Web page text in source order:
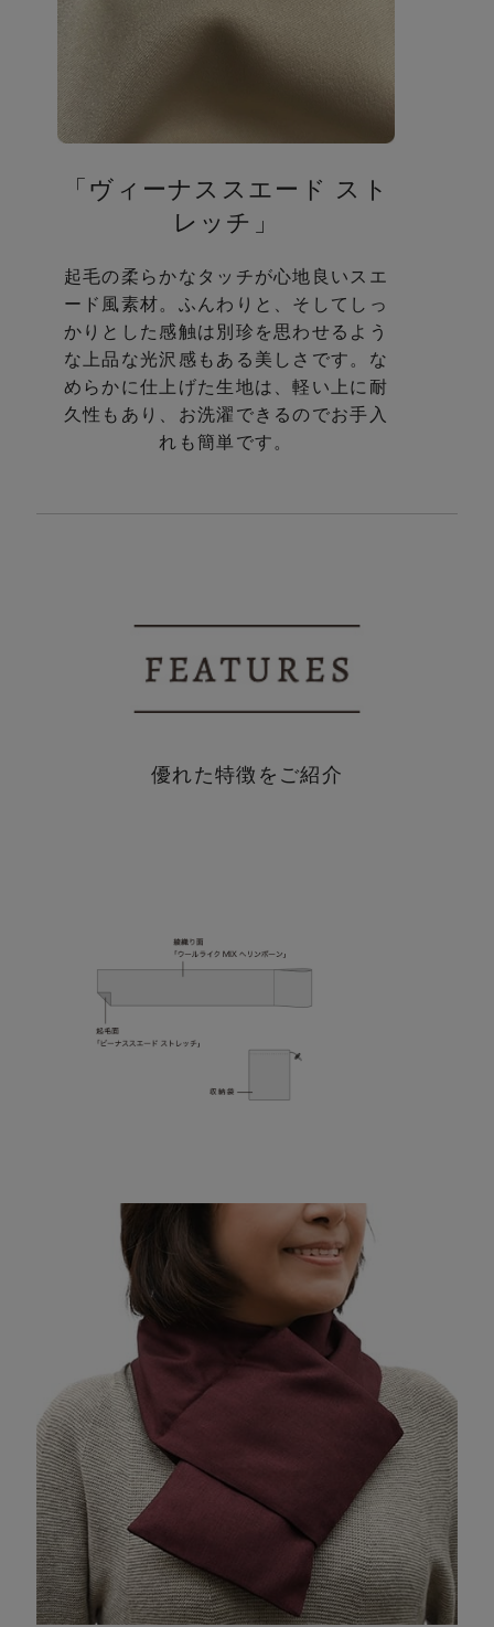
「ヴィーナススエード スト
レッチ」
起毛の柔らかなタッチが心地良いスエ
ード風素材。 ふんわりと、そしてしっ
かりとした感触は別珍を思わせるよう
な 上品な光沢感もある美しさです。 な
めらかに仕上げた生地は、軽い上に耐
久性もあり、 お洗濯できるのでお手入
れも簡単です。
優れた特徴をご紹介